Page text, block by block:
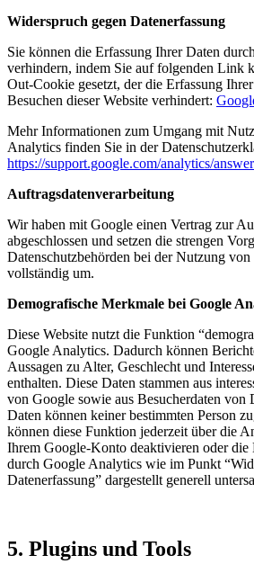
Widerspruch gegen Datenerfassung
Sie können die Erfassung Ihrer Daten
verhindern, indem Sie auf folgenden Link
Out-Cookie gesetzt, der die Erfassung
Besuchen dieser Website verhindert:
Mehr Informationen zum Umgang mit
Analytics finden Sie in der
https://support.google.com/analytics/
Auftragsdatenverarbeitung
Wir haben mit Google einen Vertrag zur
abgeschlossen und setzen die strengen
Datenschutzbehörden bei der Nutzung
vollständig um.
Demografische Merkmale bei Google
Diese Website nutzt die Funktion
Google Analytics. Dadurch können
Aussagen zu Alter, Geschlecht und
enthalten. Diese Daten stammen aus
von Google sowie aus Besucherdaten von
Daten können keiner bestimmten Person
können diese Funktion jederzeit über die
Ihrem Google-Konto deaktivieren oder die
durch Google Analytics wie im Punkt
Datenerfassung” dargestellt generell
5. Plugins und Tools